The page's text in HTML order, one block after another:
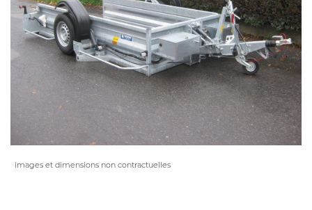
images et dimensions non contractuelles